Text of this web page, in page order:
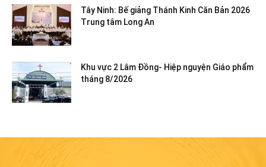
Tây Ninh: Bế giảng Thánh Kinh Căn Bản 2026
Trung tâm Long An
Khu vực 2 Lâm Đồng- Hiệp nguyện Giáo phẩm
tháng 8/2026